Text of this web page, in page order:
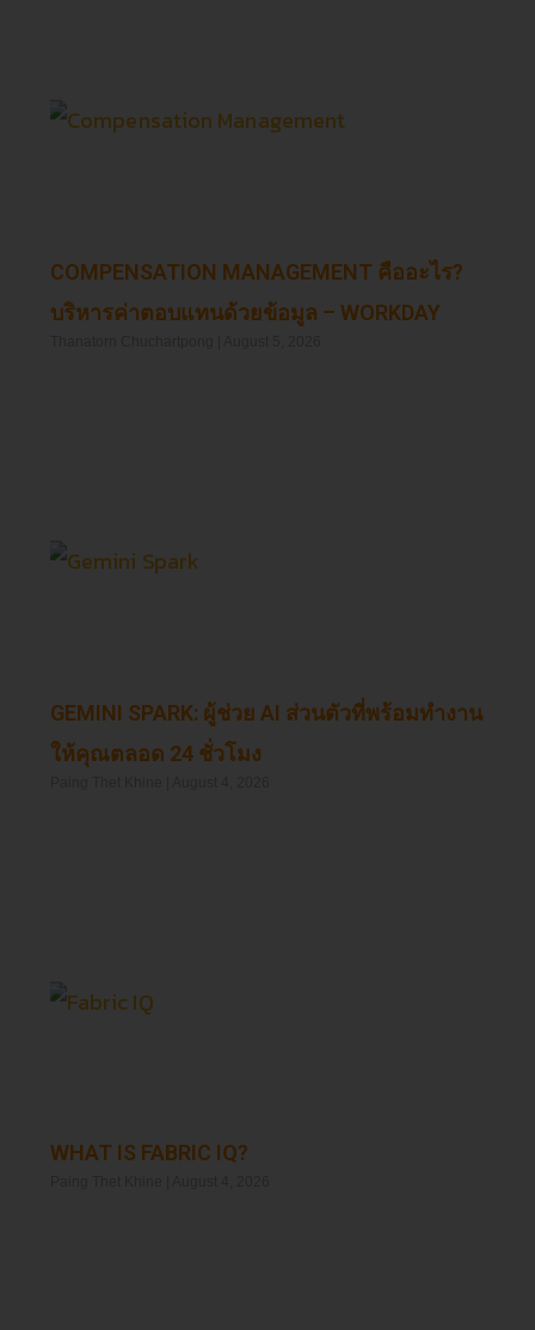
COMPENSATION MANAGEMENT คืออะไร?
บริหารค่าตอบแทนด้วยข้อมูล – WORKDAY
GEMINI SPARK: ผู้ช่วย AI ส่วนตัวที่พร้อมทำงาน
ให้คุณตลอด 24 ชั่วโมง
WHAT IS FABRIC IQ?